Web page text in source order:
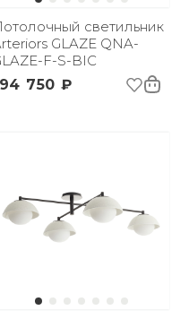
светильник
GLAZE QNA-
F-S-BIC
750 ₽